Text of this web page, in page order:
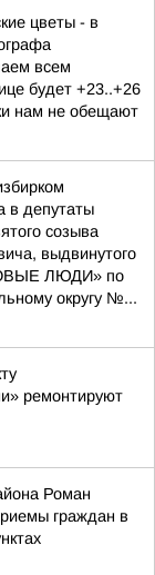
цветы - в
всем
будет +23..+26
нам не обещают
в депутаты
созыва
выдвинутого
ЛЮДИ» по
округу №...
ремонтируют
Роман
граждан в